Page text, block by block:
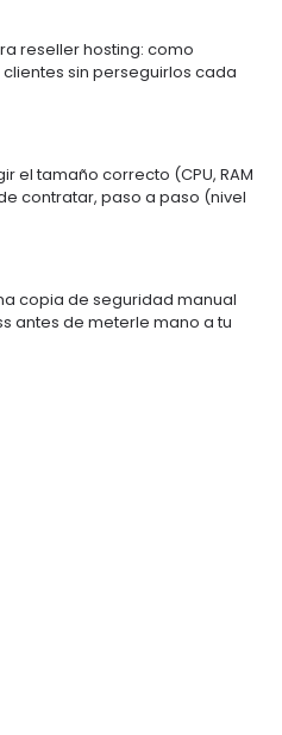
reseller hosting: como
sin perseguirlos cada
el tamaño correcto (CPU, RAM
contratar, paso a paso (nivel
copia de seguridad manual
antes de meterle mano a tu